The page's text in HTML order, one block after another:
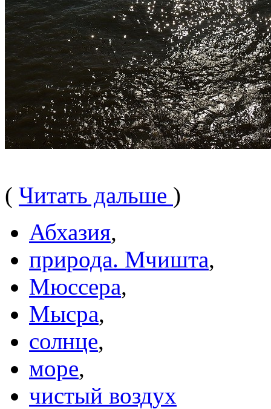
( Читать дальше )
Абхазия,
природа. Мчишта,
Мюссера,
Мысра,
солнце,
море,
чистый воздух